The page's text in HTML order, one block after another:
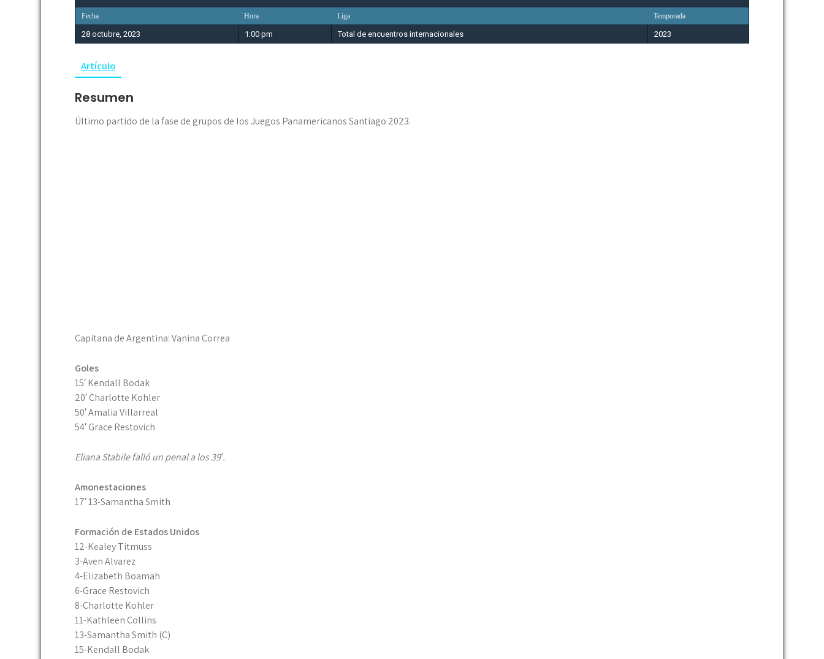
Fecha Hora Liga Temporada
28 octubre, 2023 1:00 pm Total de encuentros internacionales 2023
Artículo
Resumen
Último partido de la fase de grupos de los Juegos Panamericanos Santiago 2023.
Capitana de Argentina: Vanina Correa
Goles
15′ Kendall Bodak
20′ Charlotte Kohler
50′ Amalia Villarreal
54′ Grace Restovich
Eliana Stabile falló un penal a los 39′.
Amonestaciones
17′ 13-Samantha Smith
Formación de Estados Unidos
12-Kealey Titmuss
3-Aven Alvarez
4-Elizabeth Boamah
6-Grace Restovich
8-Charlotte Kohler
11-Kathleen Collins
13-Samantha Smith (C)
15-Kendall Bodak